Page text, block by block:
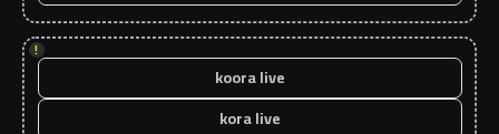
!
koora live
kora live